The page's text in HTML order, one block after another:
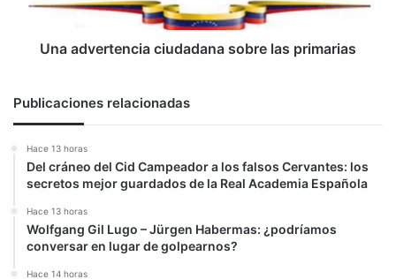
Una advertencia ciudadana sobre las primarias
Publicaciones relacionadas
Hace 13 horas
Del cráneo del Cid Campeador a los falsos Cervantes: los
secretos mejor guardados de la Real Academia Española
Hace 13 horas
Wolfgang Gil Lugo – Jürgen Habermas: ¿podríamos
conversar en lugar de golpearnos?
Hace 14 horas